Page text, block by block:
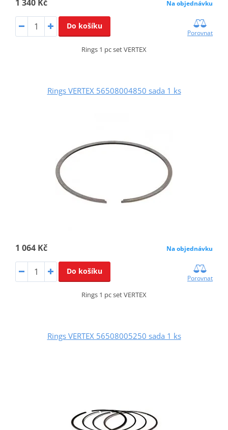
1 340 Kč Na objednávku
Do košíku
Porovnat
Rings 1 pc set VERTEX
Rings VERTEX 56508004850 sada 1 ks
1 064 Kč Na objednávku
Do košíku
Porovnat
Rings 1 pc set VERTEX
Rings VERTEX 56508005250 sada 1 ks